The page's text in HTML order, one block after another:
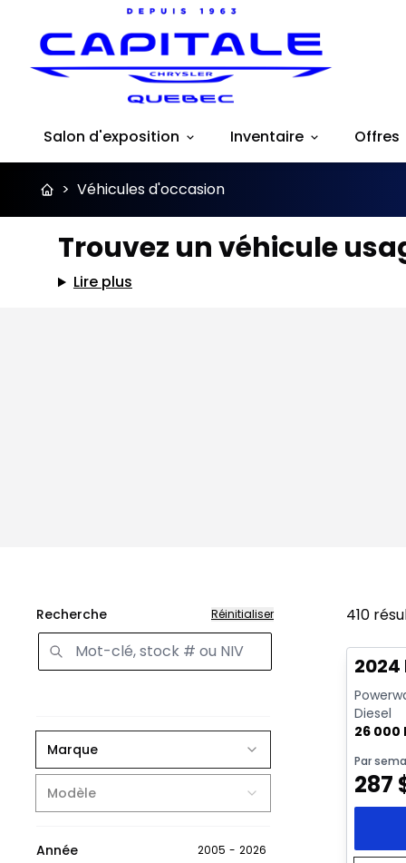
Salon d'exposition Inventaire Offres
> Véhicules d'occasion
Trouvez un véhicule
Lire plus
Recherche Réinitialiser
Marque
Modèle
Année 2005 - 2026
410
Vidéo
Très
2024
Diesel
26 000
Par
287